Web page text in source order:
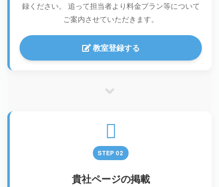
録ください。
追って担当者より料金プラン等について
ご案内させていただきます。
教室登録する
STEP 02
貴社ページの掲載